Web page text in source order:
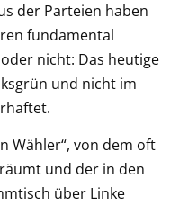
der Parteien haben
fundamental
nicht: Das heutige
und nicht im
Wähler“, von dem oft
und der in den
über Linke